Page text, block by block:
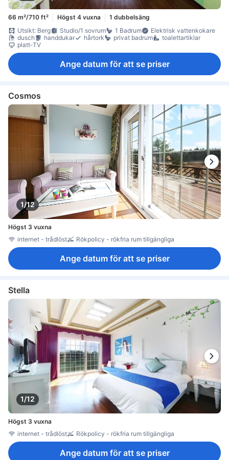
66 m²/710 ft² Högst 4 vuxna
1 dubbelsäng
Utsikt: Berg
Studio/1 sovrum 1 Badrum
Elektrisk vattenkokare
dusch
handdukar hårtork privat badrum
toalettartiklar
platt-TV
Ange datum för att se priser
Cosmos
1/12
Högst 3 vuxna
internet - trådlöst
Rökpolicy - rökfria rum tillgängliga
Ange datum för att se priser
Stella
1/12
Högst 3 vuxna
internet - trådlöst
Rökpolicy - rökfria rum tillgängliga
Ange datum för att se priser